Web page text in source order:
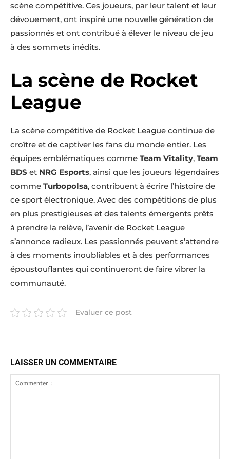
scène compétitive. Ces joueurs, par leur talent et leur
dévouement, ont inspiré une nouvelle génération de
passionnés et ont contribué à élever le niveau de jeu
à des sommets inédits.
La scène de Rocket
League
La scène compétitive de Rocket League continue de
croître et de captiver les fans du monde entier. Les
équipes emblématiques comme Team Vitality, Team
BDS et NRG Esports, ainsi que les joueurs légendaires
comme Turbopolsa, contribuent à écrire l’histoire de
ce sport électronique. Avec des compétitions de plus
en plus prestigieuses et des talents émergents prêts
à prendre la relève, l’avenir de Rocket League
s’annonce radieux. Les passionnés peuvent s’attendre
à des moments inoubliables et à des performances
époustouflantes qui continueront de faire vibrer la
communauté.
Evaluer ce post
LAISSER UN COMMENTAIRE